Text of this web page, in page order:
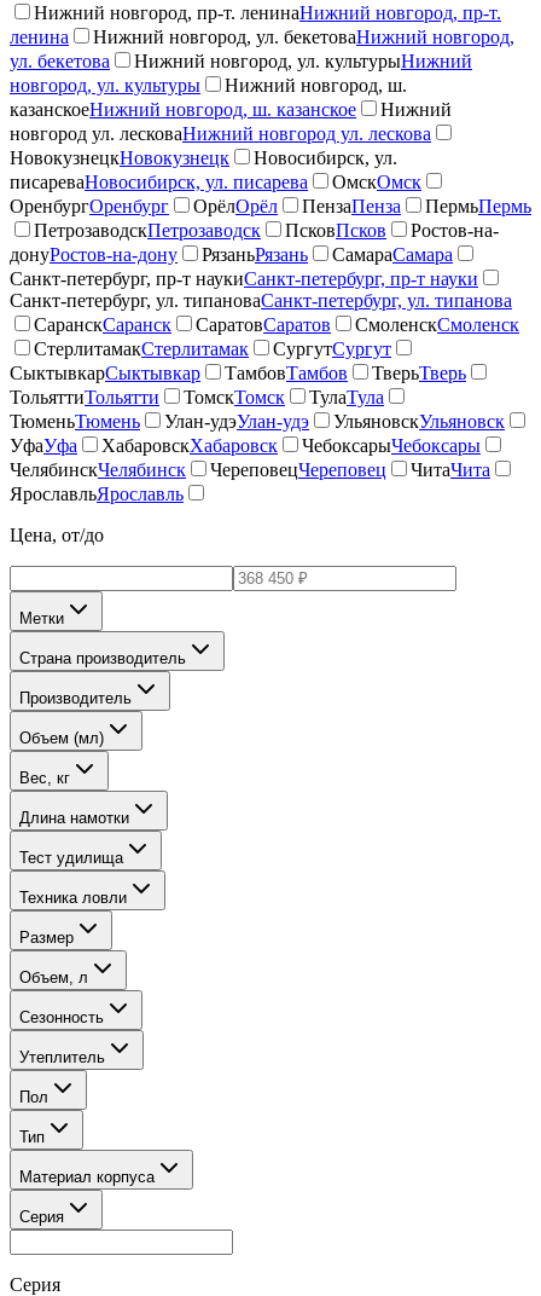
Нижний новгород, пр-т. ленинаНижний новгород, пр-т.
ленина
Нижний новгород, ул. бекетоваНижний новгород,
ул. бекетова
Нижний новгород, ул. культурыНижний
новгород, ул. культуры
Нижний новгород, ш.
казанскоеНижний новгород, ш. казанское
Нижний
новгород ул. лесковаНижний новгород ул. лескова
НовокузнецкНовокузнецк
Новосибирск, ул.
писареваНовосибирск, ул. писарева ОмскОмск
ОренбургОренбург ОрёлОрёл ПензаПенза ПермьПермь
ПетрозаводскПетрозаводск ПсковПсков
Ростов-на-
донуРостов-на-дону РязаньРязань СамараСамара
Санкт-петербург, пр-т наукиСанкт-петербург, пр-т науки
Санкт-петербург, ул. типановаСанкт-петербург, ул. типанова
СаранскСаранск СаратовСаратов СмоленскСмоленск
СтерлитамакСтерлитамак СургутСургут
СыктывкарСыктывкар ТамбовТамбов ТверьТверь
ТольяттиТольятти ТомскТомск ТулаТула
ТюменьТюмень Улан-удэУлан-удэ УльяновскУльяновск
УфаУфа ХабаровскХабаровск ЧебоксарыЧебоксары
ЧелябинскЧелябинск ЧереповецЧереповец ЧитаЧита
ЯрославльЯрославль
Цена, от/до
Метки
Страна производитель
Производитель
Объем (мл)
Вес, кг
Длина намотки
Тест удилища
Техника ловли
Размер
Объем, л
Сезонность
Утеплитель
Пол
Тип
Материал корпуса
Серия
Серия